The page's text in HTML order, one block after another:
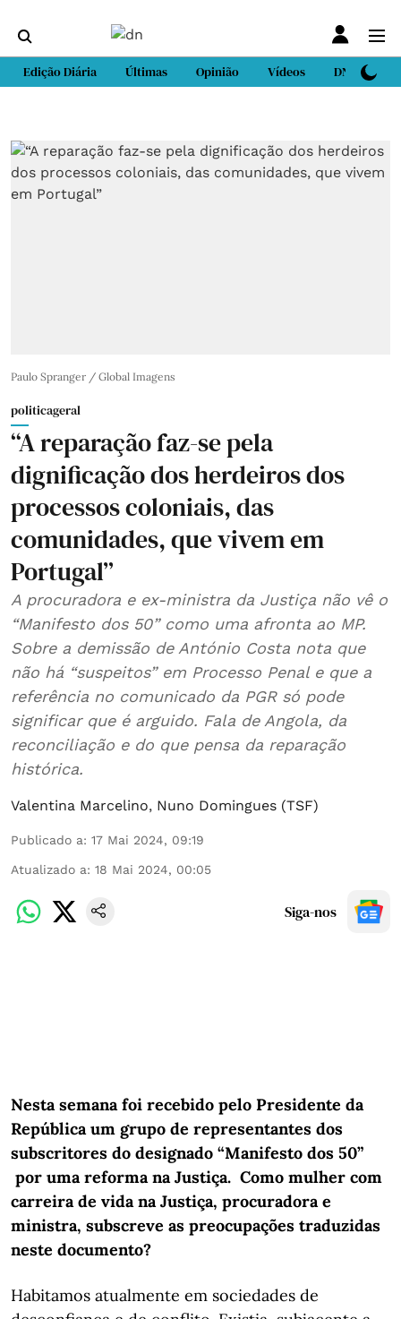
Edição Diária Últimas Opinião Vídeos DN Sport
Paulo Spranger / Global Imagens
politicageral
“A reparação faz-se pela
dignificação dos herdeiros dos
processos coloniais, das
comunidades, que vivem em
Portugal”
A procuradora e ex-ministra da Justiça não vê o
“Manifesto dos 50” como uma afronta ao MP.
Sobre a demissão de António Costa nota que
não há “suspeitos” em Processo Penal e que a
referência no comunicado da PGR só pode
significar que é arguido. Fala de Angola, da
reconciliação e do que pensa da reparação
histórica.
Valentina Marcelino, Nuno Domingues (TSF)
Publicado a: 17 Mai 2024, 09:19
Atualizado a: 18 Mai 2024, 00:05
Siga-nos
Nesta semana foi recebido pelo Presidente da
República um grupo de representantes dos
subscritores do designado “Manifesto dos 50”
por uma reforma na Justiça. Como mulher com
carreira de vida na Justiça, procuradora e
ministra, subscreve as preocupações traduzidas
neste documento?
Habitamos atualmente em sociedades de